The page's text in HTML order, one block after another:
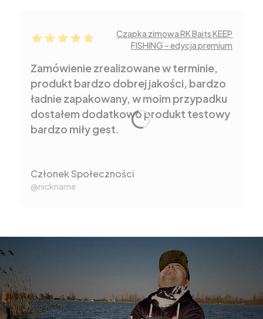
Członek Społeczności dał ocenę: 5
Czapka zimowa RK Baits KEEP
FISHING – edycja premium
Zamówienie zrealizowane w terminie,
produkt bardzo dobrej jakości, bardzo
ładnie zapakowany, w moim przypadku
dostałem dodatkowo produkt testowy
bardzo miły gest.
Członek Społeczności
@nickname